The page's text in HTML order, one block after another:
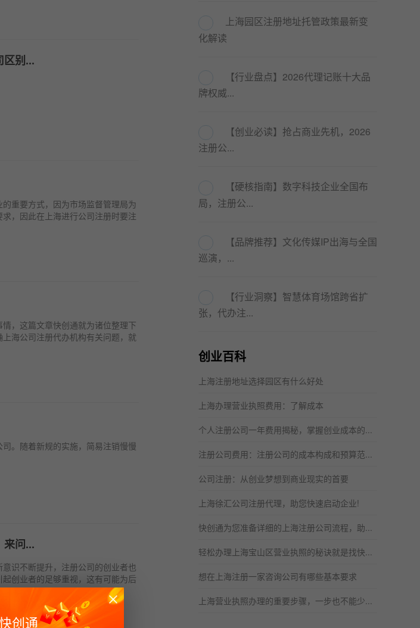
区别...
重要方式，因为市场监督管理局为
，因此在上海进行公司注册时要注
，这篇文章快创通就为诸位整理下
海公司注册代办机构有关问题，就
。随着新规的实施，简易注销慢慢
来问...
识不断提升，注册公司的创业者也
创业者的足够重视，这有可能为后
上海园区注册地址托管政策最新变
化解读
【行业盘点】2026代理记账十大品
牌权威...
【创业必读】抢占商业先机，2026
注册公...
【硬核指南】数字科技企业全国布
局，注册公...
【品牌推荐】文化传媒IP出海与全国
巡演，...
【行业洞察】智慧体育场馆跨省扩
张，代办注...
创业百科
上海注册地址选择园区有什么好处
上海办理营业执照费用：了解成本
个人注册公司一年费用揭秘，掌握创业成本的...
注册公司费用：注册公司的成本构成和预算范...
公司注册：从创业梦想到商业现实的首要
上海徐汇公司注册代理，助您快速启动企业!
快创通为您准备详细的上海注册公司流程，助...
轻松办理上海宝山区营业执照的秘诀就是找快...
想在上海注册一家咨询公司有哪些基本要求
上海营业执照办理的重要步骤，一步也不能少...
创通